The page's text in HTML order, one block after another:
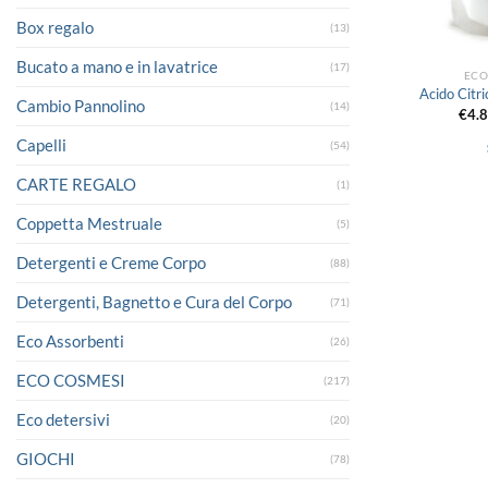
Box regalo (13)
Bucato a mano e in lavatrice (17)
Cambio Pannolino (14)
Capelli (54)
CARTE REGALO (1)
Coppetta Mestruale (5)
Detergenti e Creme Corpo (88)
Detergenti, Bagnetto e Cura del Corpo (71)
Eco Assorbenti (26)
ECO COSMESI (217)
Eco detersivi (20)
GIOCHI (78)
Acido
€